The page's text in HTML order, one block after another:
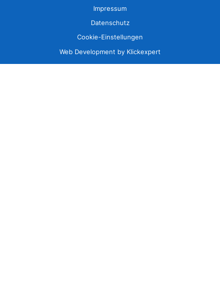
Impressum
Datenschutz
Cookie-Einstellungen
Web Development by Klickexpert